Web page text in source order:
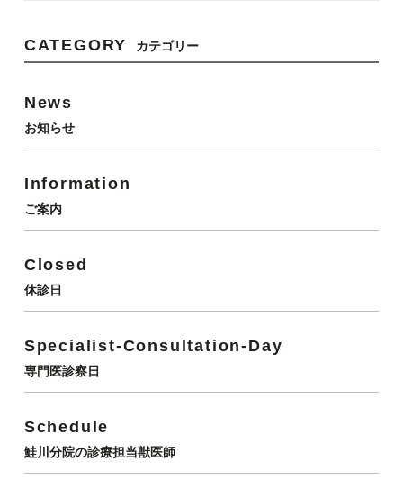
CATEGORY カテゴリー
News
お知らせ
Information
ご案内
Closed
休診日
Specialist-Consultation-Day
専門医診察日
Schedule
鮭川分院の診療担当獣医師